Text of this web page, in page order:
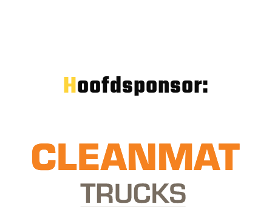
Hoofdsponsor: